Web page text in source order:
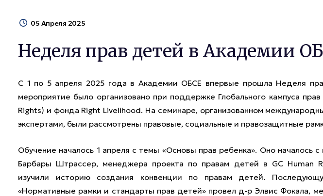
05 Апреля 2025
Неделя прав детей в Академии
С 1 по 5 апреля 2025 года в Академии ОБСЕ впервые прошла Неделя
мероприятие было организовано при поддержке Глобального кампуса прав
Rights) и фонда Right Livelihood. На семинаре, организованном
экспертами, были рассмотрены правовые, социальные и правозащитные
Обучение началось 1 апреля с темы «Основы прав ребенка». Оно началось
Барбары Штрассер, менеджера проекта по правам детей в GC Human
изучили историю создания конвенции по правам детей.
«Нормативные рамки и стандарты прав детей» провел д-р Элвис Фокала,